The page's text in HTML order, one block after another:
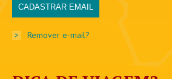
> Remover e-mail?